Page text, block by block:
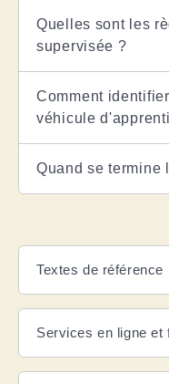
Quelles sont les
supervisée ?
Comment
véhicule
Quand se termine
Textes de référence
Services en ligne et